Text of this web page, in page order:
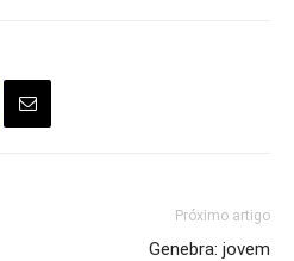
Próximo artigo
Genebra: jovem